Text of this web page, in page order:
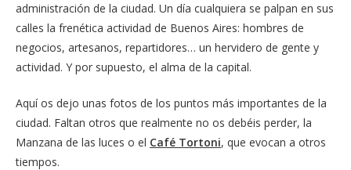
administración de la ciudad. Un día cualquiera se palpan en sus
calles la frenética actividad de Buenos Aires: hombres de
negocios, artesanos, repartidores… un hervidero de gente y
actividad. Y por supuesto, el alma de la capital.
Aquí os dejo unas fotos de los puntos más importantes de la
ciudad. Faltan otros que realmente no os debéis perder, la
Manzana de las luces o el Café Tortoni, que evocan a otros
tiempos.